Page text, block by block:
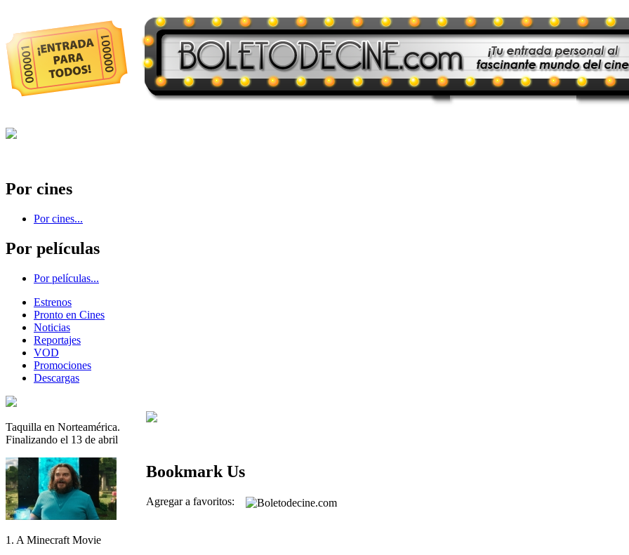
Por cines
Por cines...
Por películas
Por películas...
Estrenos
Pronto en Cines
Noticias
Reportajes
VOD
Promociones
Descargas
Taquilla en Norteamérica.
Finalizando el 13 de abril
1. A Minecraft Movie
Bookmark Us
Agregar a favoritos: